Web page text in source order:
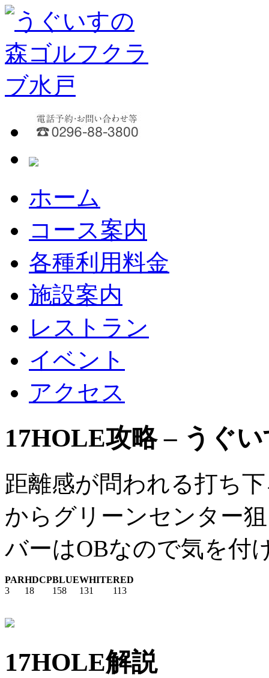
うぐいすの森ゴルフクラブ水
うぐいすの森ゴルフクラブ水戸は、
えのあるコースです。
ホーム
コース案内
各種利用料金
施設案内
レストラン
イベント
アクセス
17HOLE攻略 – うぐ
距離感が問われる打ち
からグリーンセンター
バーはOBなので気を付
PARHDCPBLUEWHITERED
3
18 158 131 113
17HOLE解説